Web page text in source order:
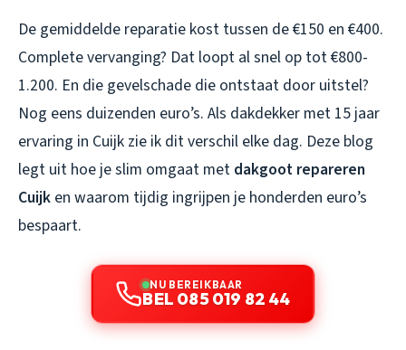
De gemiddelde reparatie kost tussen de €150 en €400.
Complete vervanging? Dat loopt al snel op tot €800-
1.200. En die gevelschade die ontstaat door uitstel?
Nog eens duizenden euro’s. Als dakdekker met 15 jaar
ervaring in Cuijk zie ik dit verschil elke dag. Deze blog
legt uit hoe je slim omgaat met dakgoot repareren
Cuijk en waarom tijdig ingrijpen je honderden euro’s
bespaart.
NU BEREIKBAAR
BEL 085 019 82 44